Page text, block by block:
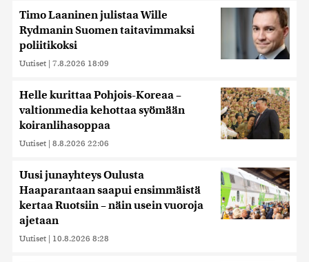
Timo Laaninen julistaa Wille
Rydmanin Suomen taitavimmaksi
poliitikoksi
Uutiset | 7.8.2026 18:09
Helle kurittaa Pohjois-Koreaa –
valtionmedia kehottaa syömään
koiranlihasoppaa
Uutiset | 8.8.2026 22:06
Uusi junayhteys Oulusta
Haaparantaan saapui ensimmäistä
kertaa Ruotsiin – näin usein vuoroja
ajetaan
Uutiset | 10.8.2026 8:28